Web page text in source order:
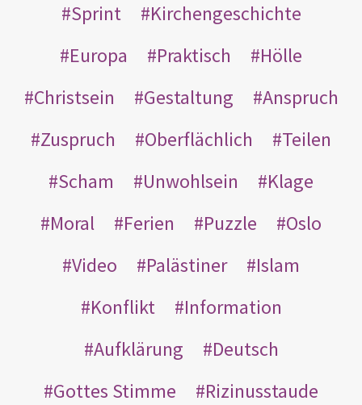
Sprint
Kirchengeschichte
Europa
Praktisch
Hölle
Christsein
Gestaltung
Anspruch
Zuspruch
Oberflächlich
Teilen
Scham
Unwohlsein
Klage
Moral
Ferien Puzzle
Oslo
Video
Palästiner
Islam
Konflikt
Information
Aufklärung
Deutsch
Gottes Stimme
Rizinusstaude